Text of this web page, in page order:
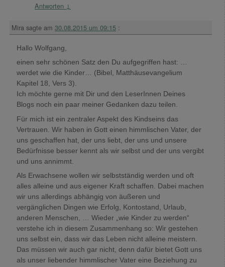
Antworten ↓
Mira sagte am 30.08.2015 um 09:15 :
Hallo Wolfgang,
einen sehr schönen Satz den Du aufgegriffen hast: …
werdet wie die Kinder… (Bibel, Matthäusevangelium
Kapitel 18, Vers 3).
Ich möchte gerne mit Dir und den LeserInnen Deines
Blogs noch ein paar meiner Gedanken dazu teilen.
Für mich ist ein zentraler Aspekt des Kindseins das
Vertrauen. Wir haben in Gott einen himmlischen Vater, der
uns geschaffen hat, der uns liebt, der uns und unsere
Bedürfnisse besser kennt als wir selbst und der uns vergibt
und uns annimmt.
Als Erwachsene wollen wir selbstständig werden und oft
alles alleine und aus eigener Kraft schaffen. Dabei machen
wir uns allerdings abhängig von äußeren und
vergänglichen Dingen wie Erfolg, Kontostand, Urlaub,
anderen Menschen, … Wieder „wie Kinder zu werden“
verstehe ich in diesem Zusammenhang so: Wir gestehen
uns selbst ein, dass wir das Leben nicht alleine meistern.
Das müssen wir auch gar nicht, denn dafür bietet Gott uns
als unser liebender himmlischer Vater eine Beziehung zu